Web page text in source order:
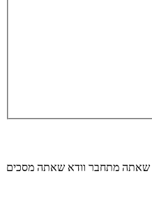
שאתה מתחבר וודא שאתה מסכים